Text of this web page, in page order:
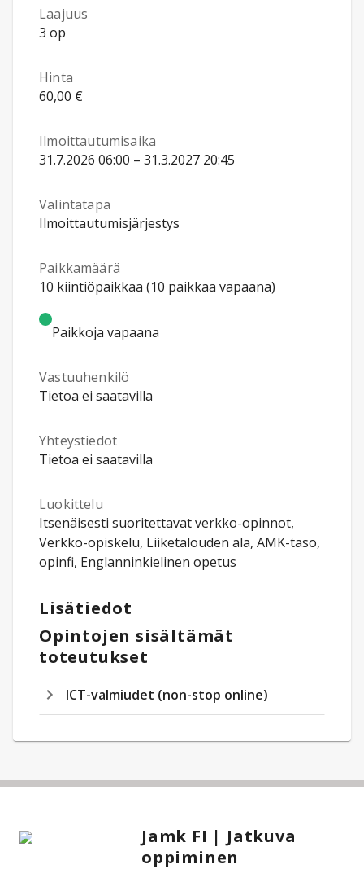
Laajuus
3 op
Hinta
60,00 €
Ilmoittautumisaika
31.7.2026 06:00 – 31.3.2027 20:45
Valintatapa
Ilmoittautumisjärjestys
Paikkamäärä
10 kiintiöpaikkaa (10 paikkaa vapaana)
Paikkoja vapaana
Vastuuhenkilö
Tietoa ei saatavilla
Yhteystiedot
Tietoa ei saatavilla
Luokittelu
Itsenäisesti suoritettavat verkko-opinnot,
Verkko-opiskelu, Liiketalouden ala, AMK-taso,
opinfi, Englanninkielinen opetus
Lisätiedot
Opintojen sisältämät
toteutukset
ICT-valmiudet (non-stop online)
Jamk FI | Jatkuva
oppiminen